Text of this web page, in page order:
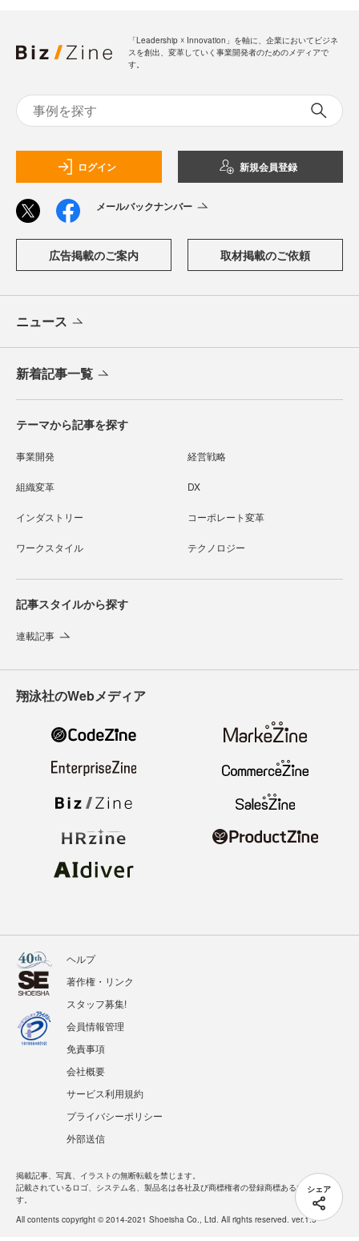
シェア
「Leadership ☓ Innovation」を軸に、企業においてビジネ
スを創出、変革していく事業開発者のためのメディアで
す。
ログイン 新規会員登録
メールバックナンバー
広告掲載のご案内 取材掲載のご依頼
ニュース
新着記事一覧
テーマから記事を探す
事業開発 経営戦略
組織変革 DX
インダストリー コーポレート変革
ワークスタイル テクノロジー
記事スタイルから探す
連載記事
翔泳社のWebメディア
ヘルプ
著作権・リンク
スタッフ募集!
会員情報管理
免責事項
会社概要
サービス利用規約
プライバシーポリシー
外部送信
掲載記事、写真、イラストの無断転載を禁じます。
記載されているロゴ、システム名、製品名は各社及び商標権者の登録商標あるいは商標で
す。
All contents copyright © 2014-2021 Shoeisha Co., Ltd. All rights reserved. ver.1.5